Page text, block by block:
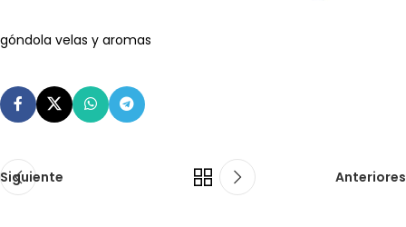
góndola velas y aromas
Siguiente Anteriores